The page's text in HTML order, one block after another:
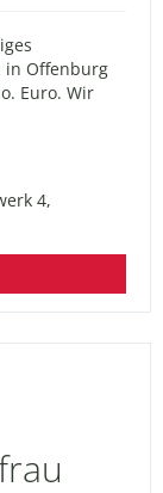
in Offenburg
Euro. Wir
4,